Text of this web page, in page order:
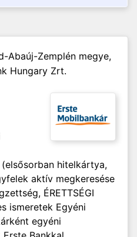
Abaúj-Zemplén megye,
Hungary Zrt.
hitelkártya,
aktív megkeresése
ÉRETTSÉGI
ismeretek Egyéni
egyéni